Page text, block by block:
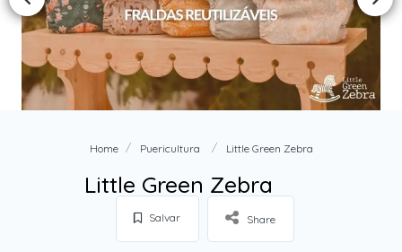
Home Puericultura Little Green Zebra
Little Green Zebra
Salvar Share